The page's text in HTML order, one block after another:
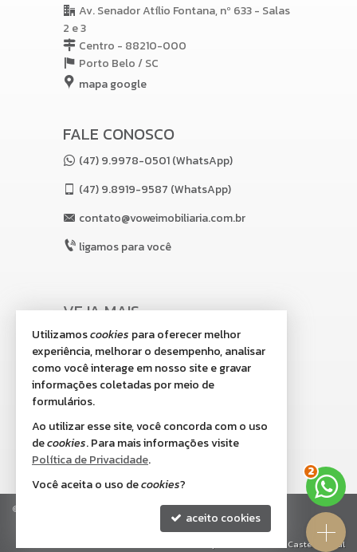
Av. Senador Atílio Fontana, nº 633 - Salas
2 e 3
Centro - 88210-000
Porto Belo /SC
mapa google
FALE CONOSCO
(47) 9.9978-0501 (WhatsApp)
(47)9.8919-9587 (WhatsApp)
contato@voweimobiliaria.com.br
ligamos para você
VEJA MAIS
receba nosso newsletter
indicadores financeiros
cadastre seu imóvel
imóveis favoritos
mapa de imóveis
© Política de Privacidade
: Castel Digital
3
Utilizamoscookies para oferecer melhor
experiência, melhorar o desempenho, analisar
como você interage em nosso site e gravar
informações coletadas por meio de
formulários.
Ao utilizar esse site, você concorda com o uso
decookies. Para mais informações visite
Política de Privacidade.
Você aceita o uso decookies?
aceito cookies